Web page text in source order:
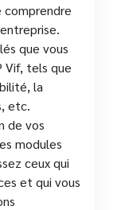
que vous
Vif, tels que
la
etc.
de vos
modules
ceux qui
et qui vous